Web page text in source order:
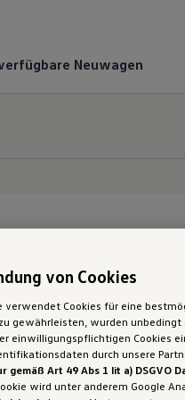
Neuwagen
von Cookies
verwendet Cookies für eine
gewährleisten, wurden unbedingt
einwilligungspflichtigen Cookies
durch unsere
gemäß Art 49 Abs 1 lit a) DSGVO
wird unter anderem Google